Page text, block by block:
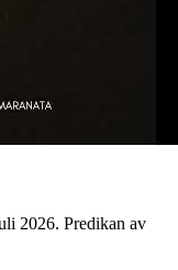
2026. Predikan av